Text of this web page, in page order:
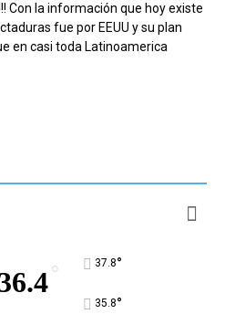
Con la información que hoy existe
fue por EEUU y su plan
en casi toda Latinoamerica
° 37.8°
35.8°